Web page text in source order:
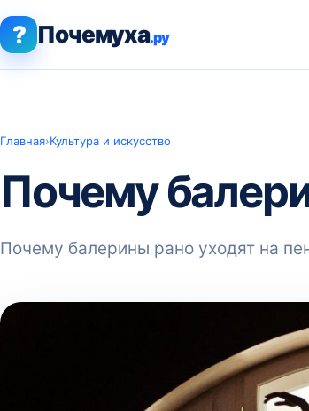
? Почемуха.ру
Главная›Культура и искусство
Почему
Почему балерины рано уходят на